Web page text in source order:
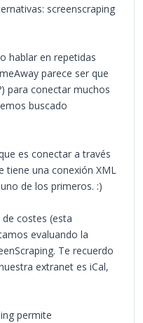
screenscraping
hablar en repetidas
parece ser que
para conectar muchos
buscado
es conectar a través
una conexión XML
de los primeros. :)
costes (esta
evaluando la
Te recuerdo
extranet es iCal,
permite